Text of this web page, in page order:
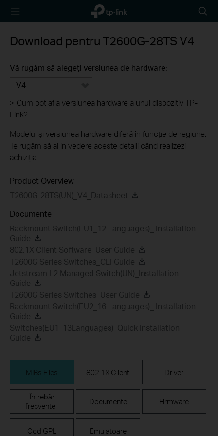
TP-Link,
Reliably
icon
Download pentruT2600G-28TS V4
Vă rugăm să alegeți versiunea de hardware:
V4
> Cum pot afla versiunea hardware a unui dispozitiv TP-
Link?
Modelul și versiunea hardware diferă în funcție de regiune.
Te rugăm să ai in vedere aceste detalii când realizezi
achiziția.
Product Overview
T2600G-28TS(UN)_V4_Datasheet
Documente
Rackmount Switch(EU1_12 Languages)_ Installation
Guide
802.1X Client Software_User Guide
T2600G Series Switches_CLI Guide
Jetstream L2 Managed Switch(UN)_Installation
Guide
T2600G Series Switches_User Guide
Rackmount Switch(EU2_16 Languages)_ Installation
Guide
Switches(EU1_13Languages)_Quick Installation
Guide
MIBs Files 802.1X Client Driver
Întrebări
frecvente
Documente Firmware
Cod GPL Emulatoare